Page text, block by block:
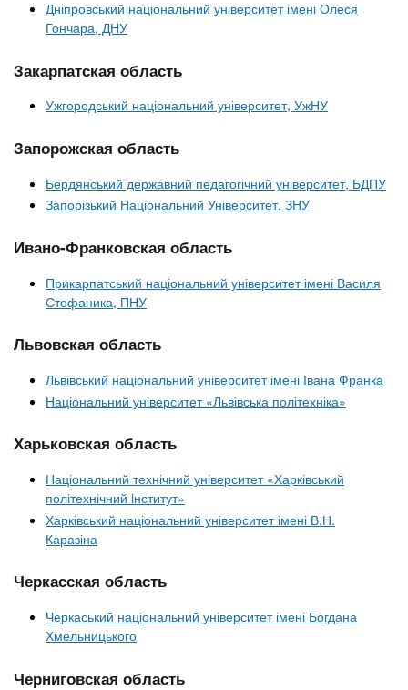
Дніпровський національний університет імені Олеся
Гончара, ДНУ
Закарпатская область
Ужгородський національний університет, УжНУ
Запорожская область
Бердянський державний педагогічний університет, БДПУ
Запорізький Національний Університет, ЗНУ
Ивано-Франковская область
Прикарпатський національний університет імені Василя
Стефаника, ПНУ
Львовская область
Львівський національний університет імені Івана Франка
Національний університет «Львівська політехніка»
Харьковская область
Національний технічний університет «Харківський
політехнічний iнститут»
Харківський національний університет імені В.Н.
Каразіна
Черкасская область
Черкаський національний університет імені Богдана
Хмельницького
Черниговская область